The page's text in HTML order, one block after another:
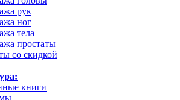
рук
ног
тела
простаты
со скидкой
книги